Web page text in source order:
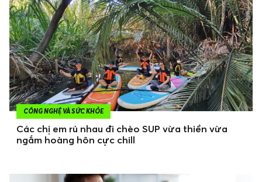
CÔNG NGHỆ VÀ SỨC KHỎE
Các chị em rủ nhau đi chèo SUP vừa thiền vừa
ngắm hoàng hôn cực chill